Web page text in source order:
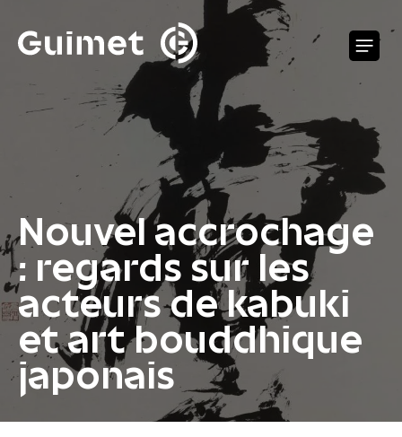
Nouvel accrochage
: regards sur les
acteurs de kabuki
et art bouddhique
japonais